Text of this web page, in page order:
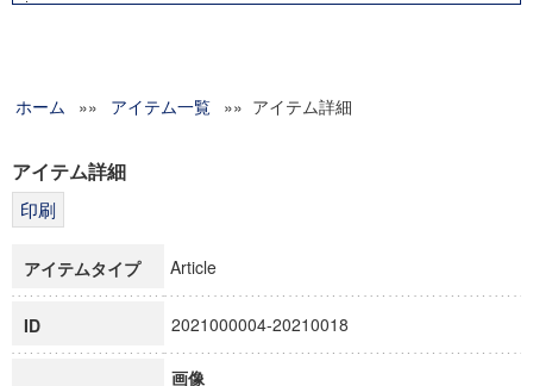
グローバルリサーチインスティテュート
科学研究費補助金研究成果報告書
博士課程教育リーディングプログラム「超成熟社会発展のサ
ホーム »» アイテム一覧 »» アイテム詳細
アイテム詳細
アイテムタイプ Article
ID 2021000004-20210018
画像